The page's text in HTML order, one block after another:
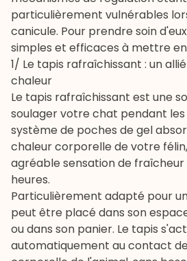
particulièrement vulnérables
canicule. Pour prendre soin
simples et efficaces à mettre
1/ Le tapis rafraîchissant : un
chaleur
Le tapis rafraîchissant est une
soulager votre chat pendant
système de poches de gel
chaleur corporelle de votre
agréable sensation de fraîcheur
heures.
Particulièrement adapté pour
peut être placé dans son
ou dans son panier. Le tapis
automatiquement au contact